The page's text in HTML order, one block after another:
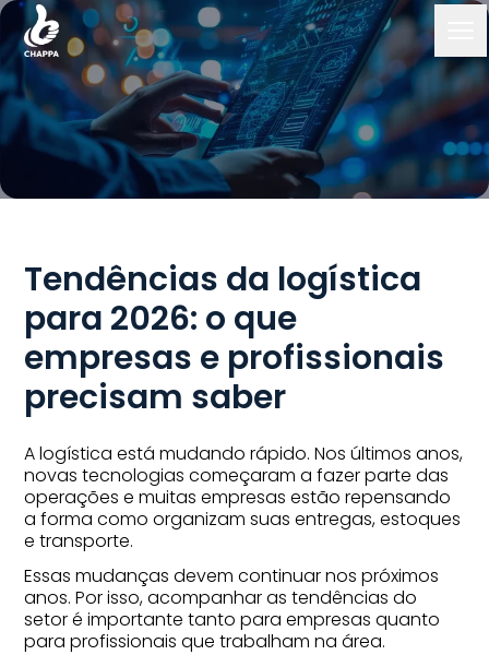
Tendências da logística
para 2026: o que
empresas e profissionais
precisam saber
A logística está mudando rápido. Nos últimos anos,
novas tecnologias começaram a fazer parte das
operações e muitas empresas estão repensando
a forma como organizam suas entregas, estoques
e transporte.
Essas mudanças devem continuar nos próximos
anos. Por isso, acompanhar as tendências do
setor é importante tanto para empresas quanto
para profissionais que trabalham na área.